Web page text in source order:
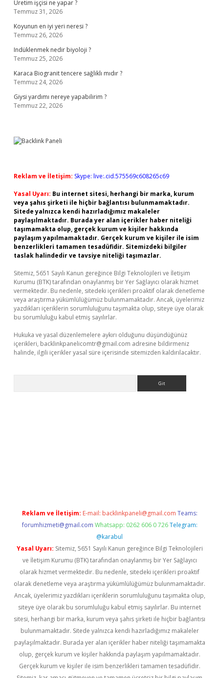
Üretim işçisi ne yapar ?
Temmuz 31, 2026
Koyunun en iyi yeri neresi ?
Temmuz 26, 2026
Indüklenmek nedir biyoloji ?
Temmuz 25, 2026
Karaca Biogranit tencere sağlıklı mıdır ?
Temmuz 24, 2026
Giysi yardımı nereye yapabilirim ?
Temmuz 22, 2026
Reklam ve İletişim: Skype: live:.cid.575569c608265c69
Yasal Uyarı: Bu internet sitesi, herhangi bir marka, kurum
veya şahıs şirketi ile hiçbir bağlantısı bulunmamaktadır.
Sitede yalnızca kendi hazırladığımız makaleler
paylaşılmaktadır. Burada yer alan içerikler haber niteliği
taşımamakta olup, gerçek kurum ve kişiler hakkında
paylaşım yapılmamaktadır. Gerçek kurum ve kişiler ile isim
benzerlikleri tamamen tesadüfidir. Sitemizdeki bilgiler
taslak halindedir ve tavsiye niteliği taşımazlar.
Sitemiz, 5651 Sayılı Kanun gereğince Bilgi Teknolojileri ve İletişim
Kurumu (BTK) tarafından onaylanmış bir Yer Sağlayıcı olarak hizmet
vermektedir. Bu nedenle, sitedeki içerikleri proaktif olarak denetleme
veya araştırma yükümlülüğümüz bulunmamaktadır. Ancak, üyelerimiz
yazdıkları içeriklerin sorumluluğunu taşımakta olup, siteye üye olarak
bu sorumluluğu kabul etmiş sayılırlar.
Hukuka ve yasal düzenlemelere aykırı olduğunu düşündüğünüz
içerikleri, backlinkpanelicomtr@gmail.com adresine bildirmeniz
halinde, ilgili içerikler yasal süre içerisinde sitemizden kaldırılacaktır.
Reklam ve İletişim: E-mail: backlinkpaneli@gmail.com Teams:
forumhizmeti@gmail.com Whatsapp: 0262 606 0 726 Telegram:
@karabul
Yasal Uyarı: Sitemiz, 5651 Sayılı Kanun gereğince Bilgi Teknolojileri
ve İletişim Kurumu (BTK) tarafından onaylanmış bir Yer Sağlayıcı
olarak hizmet vermektedir. Bu nedenle, sitedeki içerikleri proaktif
olarak denetleme veya araştırma yükümlülüğümüz bulunmamaktadır.
Ancak, üyelerimiz yazdıkları içeriklerin sorumluluğunu taşımakta olup,
siteye üye olarak bu sorumluluğu kabul etmiş sayılırlar. Bu internet
sitesi, herhangi bir marka, kurum veya şahıs şirketi ile hiçbir bağlantısı
bulunmamaktadır. Sitede yalnızca kendi hazırladığımız makaleler
paylaşılmaktadır. Burada yer alan içerikler haber niteliği taşımamakta
olup, gerçek kurum ve kişiler hakkında paylaşım yapılmamaktadır.
Gerçek kurum ve kişiler ile isim benzerlikleri tamamen tesadüfidir.